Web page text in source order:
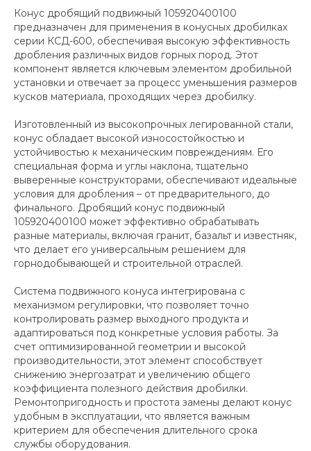
Конус дробящий подвижный 105920400100
предназначен для применения в конусных дробилках
серии КСД-600, обеспечивая высокую эффективность
дробления различных видов горных пород. Этот
компонент является ключевым элементом дробильной
установки и отвечает за процесс уменьшения размеров
кусков материала, проходящих через дробилку.
Изготовленный из высокопрочных легированной стали,
конус обладает высокой износостойкостью и
устойчивостью к механическим повреждениям. Его
специальная форма и углы наклона, тщательно
выверенные конструкторами, обеспечивают идеальные
условия для дробления – от предварительного, до
финального. Дробящий конус подвижный
105920400100 может эффективно обрабатывать
разные материалы, включая гранит, базальт и известняк,
что делает его универсальным решением для
горнодобывающей и строительной отраслей.
Система подвижного конуса интегрирована с
механизмом регулировки, что позволяет точно
контролировать размер выходного продукта и
адаптироваться под конкретные условия работы. За
счет оптимизированной геометрии и высокой
производительности, этот элемент способствует
снижению энергозатрат и увеличению общего
коэффициента полезного действия дробилки.
Ремонтопригодность и простота замены делают конус
удобным в эксплуатации, что является важным
критерием для обеспечения длительного срока
службы оборудования.